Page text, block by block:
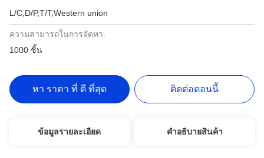
L/C,D/P,T/T,Western union
ความสามารถในการจัดหา:
1000 ชิ้น
หา ราคา ที่ ดี ที่สุด ติดต่อตอนนี้
ข้อมูลรายละเอียด คําอธิบายสินค้า